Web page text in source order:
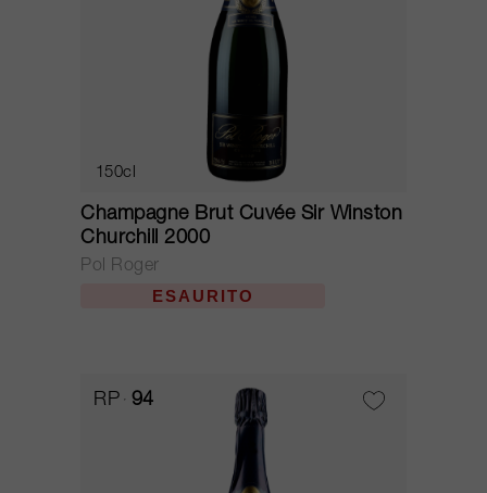
150cl
Champagne Brut Cuvée Sir Winston
Churchill 2000
Pol Roger
ESAURITO
RP 94